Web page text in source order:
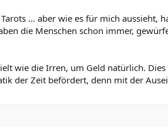
... aber wie es für mich aussieht,
die Menschen schon immer,
wie die Irren, um Geld natürlich.
der Zeit befördert, denn mit der